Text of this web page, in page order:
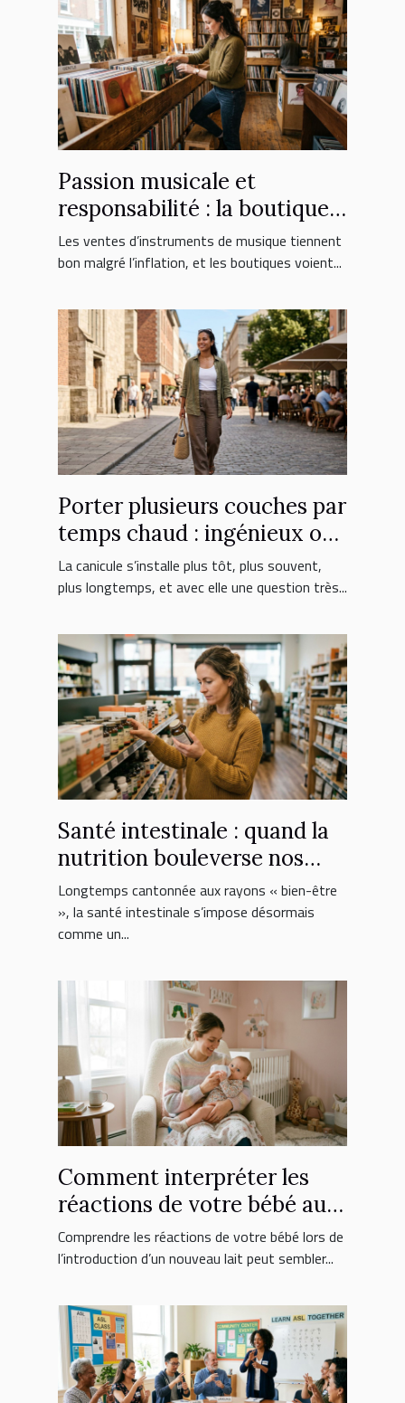
Passion musicale et
responsabilité : la boutique
face aux nouveaux
consommateurs
Les ventes d’instruments de musique tiennent
bon malgré l’inflation, et les boutiques voient...
Porter plusieurs couches par
temps chaud : ingénieux ou
erreur fatale ?
La canicule s’installe plus tôt, plus souvent,
plus longtemps, et avec elle une question très...
Santé intestinale : quand la
nutrition bouleverse nos
choix de suppléments
Longtemps cantonnée aux rayons « bien-être
», la santé intestinale s’impose désormais
comme un...
Comment interpréter les
réactions de votre bébé au
nouveau lait ?
Comprendre les réactions de votre bébé lors de
l’introduction d’un nouveau lait peut sembler...